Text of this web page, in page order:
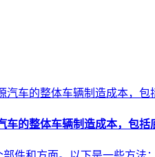
车的整体车辆制造成本，包